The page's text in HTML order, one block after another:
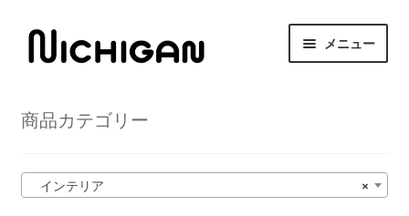
ナ
ビ
シ
ン
へ
コ
ン
ツ
ス
キ
メニュー
メ
ニ
商品紹介
サ
商品カテゴリー
×
インテリア